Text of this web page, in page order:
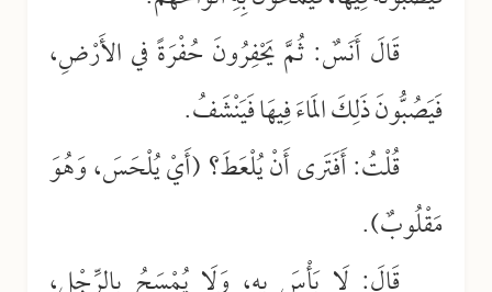
قَالَ أَنَسٌ: ثُمَّ يَحْفِرُونَ حُفْرَةً في الأَرْضِ،
فَيَصُبُّونَ ذَلِكَ المَاءَ فِيهَا فَيَنْشَفُ.
قُلْتُ: أَفَتَرى أَنْ يُلْعَطَ؟ (أَيْ يُلْحَسَ، وَهُوَ
مَقْلُوبٌ).